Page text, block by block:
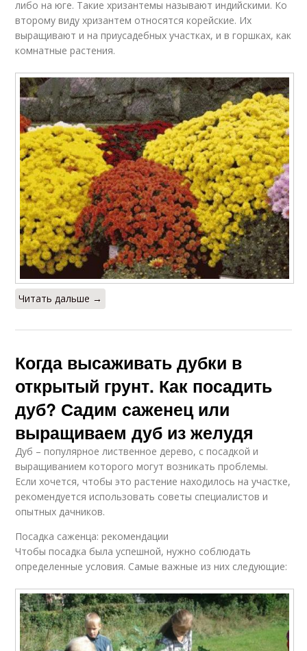
либо на юге. Такие хризантемы называют индийскими. Ко
второму виду хризантем относятся корейские. Их
выращивают и на приусадебных участках, и в горшках, как
комнатные растения.
Читать дальше →
Когда высаживать дубки в
открытый грунт. Как посадить
дуб? Садим саженец или
выращиваем дуб из желудя
Дуб – популярное лиственное дерево, с посадкой и
выращиванием которого могут возникать проблемы.
Если хочется, чтобы это растение находилось на участке,
рекомендуется использовать советы специалистов и
опытных дачников.
Посадка саженца: рекомендации
Чтобы посадка была успешной, нужно соблюдать
определенные условия. Самые важные из них следующие: